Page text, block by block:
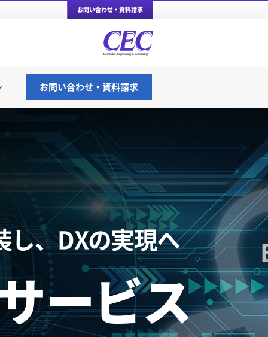
お問い合わせ・資料請求
移行サービス
ブリッドクラウドスターターパック on
まるっと移行サービス for AWS
の違いやサービス概要など、分かり
お問い合わせ・資料請求
し、DXの実現へ
ービス